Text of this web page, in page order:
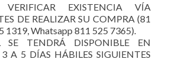
EXISTENCIA VÍA
DE REALIZAR SU COMPRA (81
1319, Whatsapp 811 525 7365).
TENDRÁ DISPONIBLE EN
A 5 DÍAS HÁBILES SIGUIENTES